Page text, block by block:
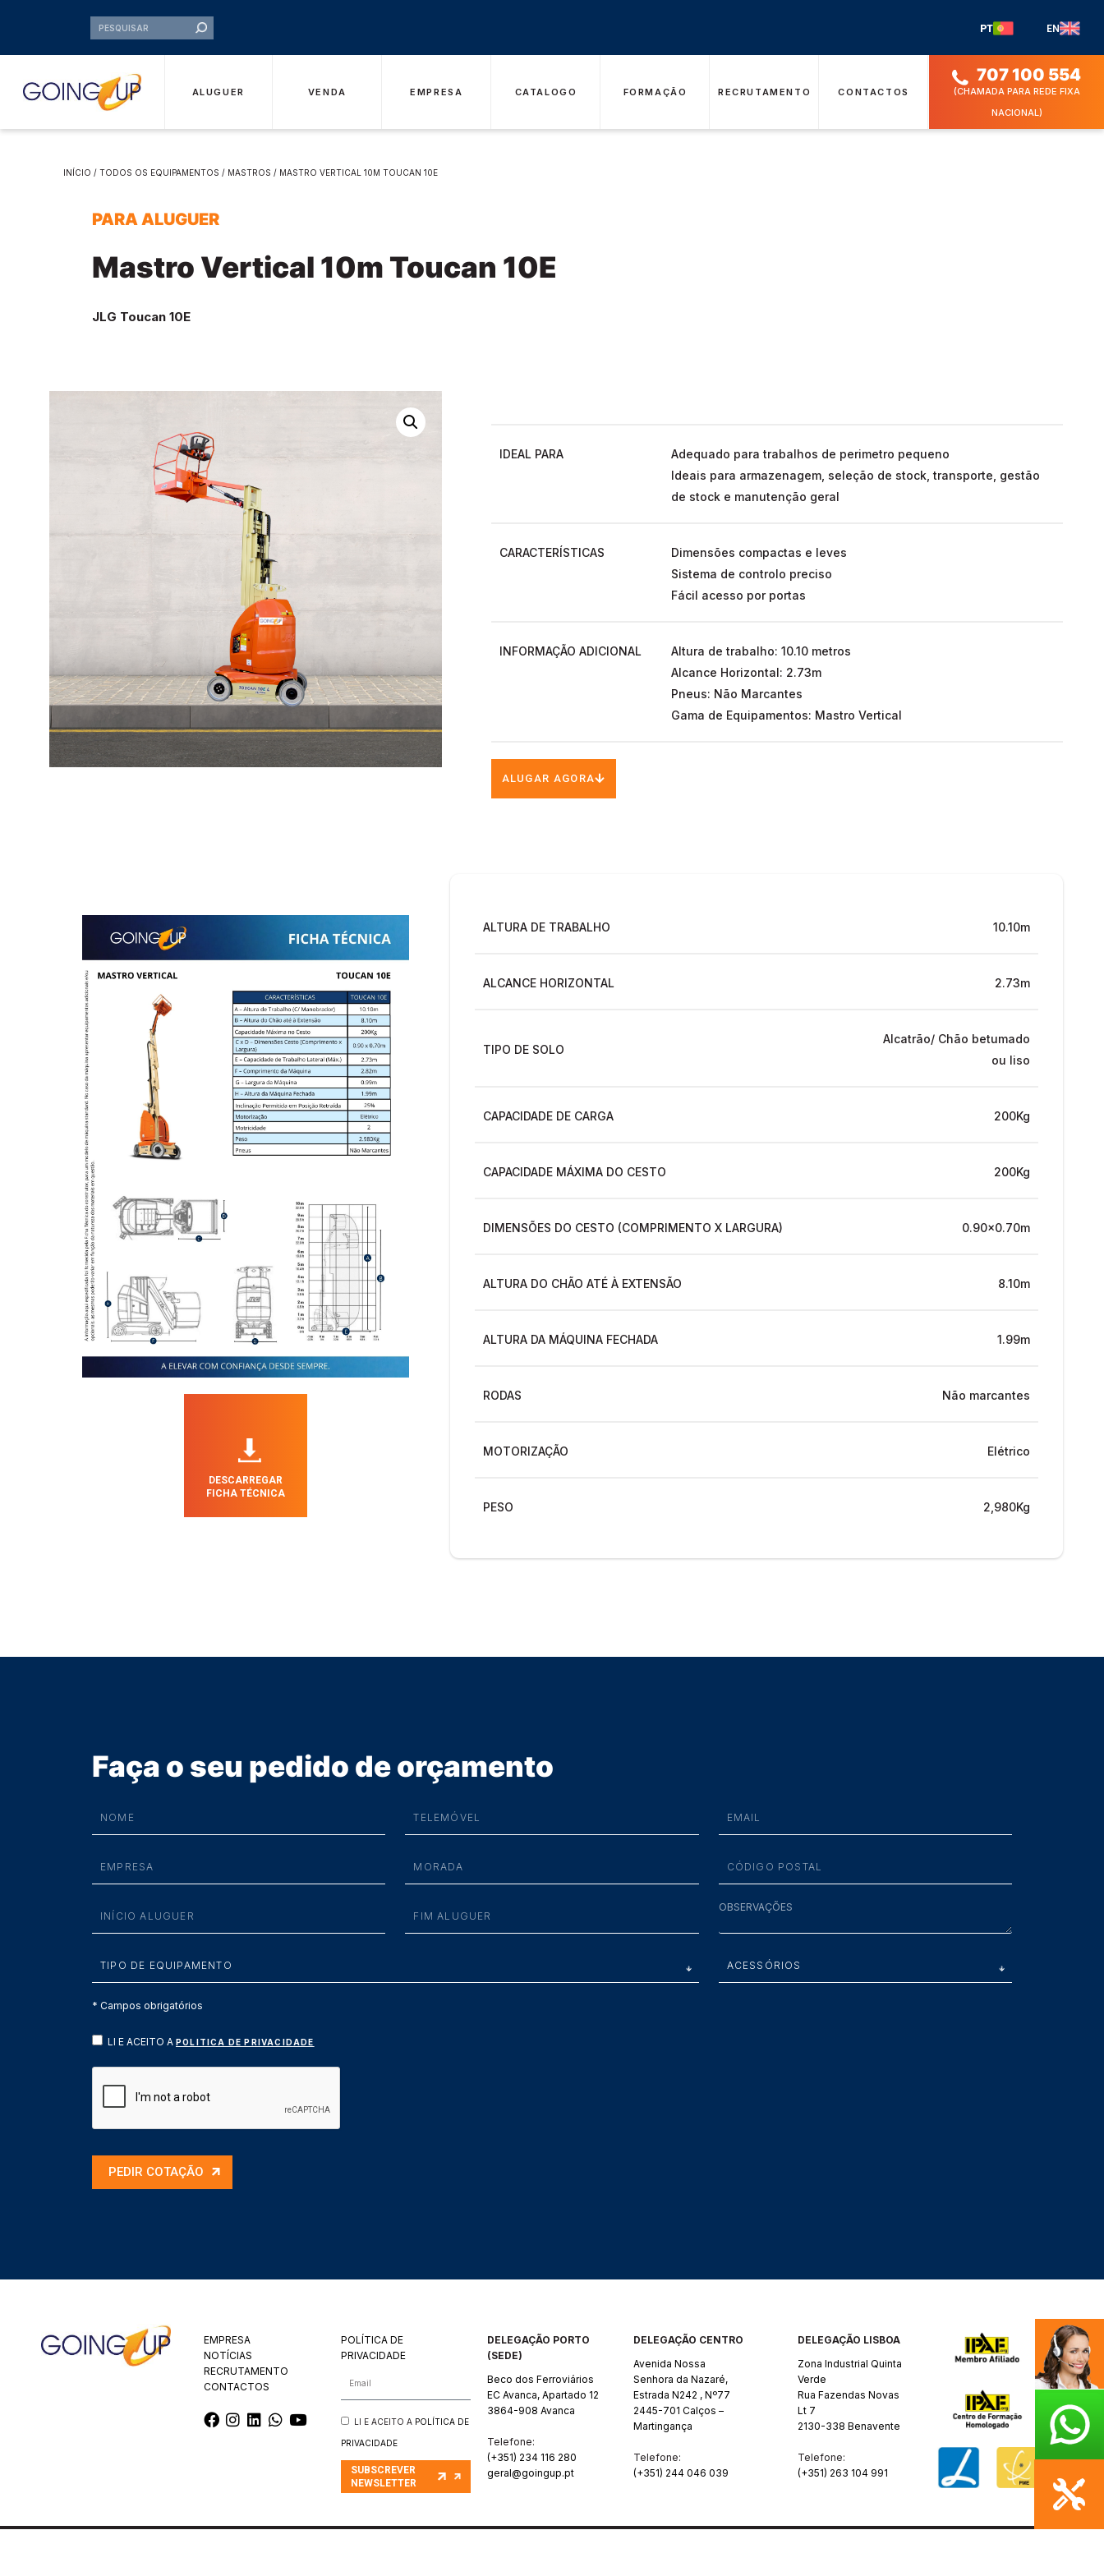
PT EN
ALUGUER VENDA EMPRESA CATALOGO FORMAÇÃO RECRUTAMENTO CONTACTOS
707 100 554
(CHAMADA PARA REDE FIXA
NACIONAL)
INÍCIO /TODOS OS EQUIPAMENTOS / MASTROS / MASTRO VERTICAL 10M TOUCAN 10E
PARA ALUGUER
Mastro Vertical 10m Toucan 10E
JLG Toucan 10E
IDEAL PARA
Adequado para trabalhos de perimetro pequeno
Ideais para armazenagem, seleção de stock, transporte, gestão
de stock e manutenção geral
CARACTERÍSTICAS
Dimensões compactas e leves
Sistema de controlo preciso
Fácil acesso por portas
INFORMAÇÃO ADICIONAL
Altura de trabalho: 10.10 metros
Alcance Horizontal: 2.73m
Pneus: Não Marcantes
Gama de Equipamentos: Mastro Vertical
ALUGAR AGORA
DESCARREGAR
FICHA TÉCNICA
ALTURA DE TRABALHO 10.10m
ALCANCE HORIZONTAL 2.73m
TIPO DE SOLO
Alcatrão/ Chão betumado
ou liso
CAPACIDADE DE CARGA 200Kg
CAPACIDADE MÁXIMA DO CESTO 200Kg
DIMENSÕES DO CESTO (COMPRIMENTO X LARGURA) 0.90x0.70m
ALTURA DO CHÃO ATÉ À EXTENSÃO 8.10m
ALTURA DA MÁQUINA FECHADA 1.99m
RODAS Não marcantes
MOTORIZAÇÃO Elétrico
PESO 2,980Kg
Faça o seu pedido de orçamento
* Campos obrigatórios
LI E ACEITO A POLITICA DE PRIVACIDADE
PEDIR COTAÇÃO
EMPRESA
NOTÍCIAS
RECRUTAMENTO
CONTACTOS
POLÍTICA DE
PRIVACIDADE
LI E ACEITO A POLÍTICA DE
PRIVACIDADE
SUBSCREVER
NEWSLETTER
DELEGAÇÃO PORTO
(SEDE)
Beco dos Ferroviários
EC Avanca, Apartado 12
3864-908 Avanca
Telefone:
(+351) 234 116 280
geral@goingup.pt
DELEGAÇÃO CENTRO
Avenida Nossa
Senhora da Nazaré,
Estrada N242 , Nº77
2445-701 Calços –
Martingança
Telefone:
(+351) 244 046 039
DELEGAÇÃO LISBOA
Zona Industrial Quinta
Verde
Rua Fazendas Novas
Lt 7
2130-338 Benavente
Telefone:
(+351) 263 104 991